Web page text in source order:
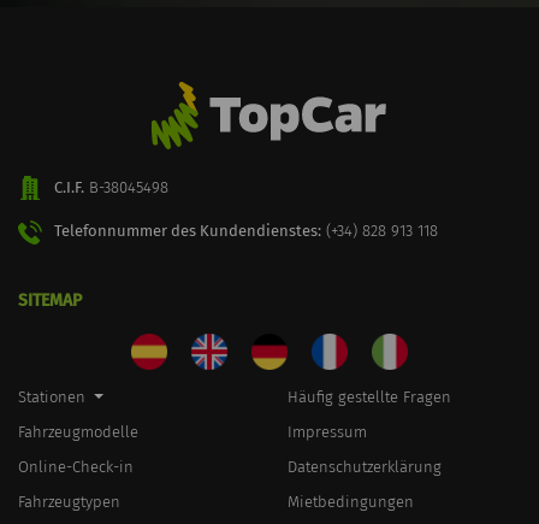
C.I.F. B-38045498
Telefonnummer des Kundendienstes: (+34) 828 913 118
SITEMAP
Stationen
Fahrzeugmodelle
Online-Check-in
Fahrzeugtypen
Häufig gestellte Fragen
Impressum
Datenschutzerklärung
Mietbedingungen